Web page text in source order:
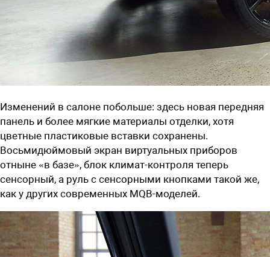
Изменений в салоне побольше: здесь новая передняя
панель и более мягкие материалы отделки, хотя
цветные пластиковые вставки сохранены.
Восьмидюймовый экран виртуальных приборов
отныне «в базе», блок климат-контроля теперь
сенсорный, а руль с сенсорными кнопками такой же,
как у других современных MQB-моделей.